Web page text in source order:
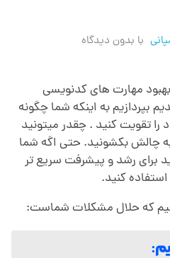
با بدون دیدگاه
مهارت های کدنویسی
بپردازیم به اینکه شما چگونه
تقویت کنید . چقدر میتونید
چالش بکشونید. حتی اگه شما
برای رشد و پیشرفت سریع تر
کنید.